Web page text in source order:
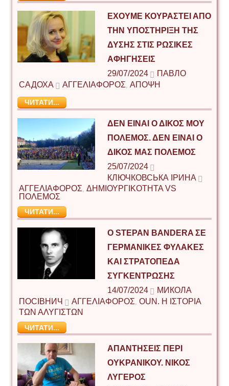
ΈΧΟΥΜΕ ΚΟΥΡΑΣΤΕΊ ΑΠΌ
ΤΗΝ ΥΠΟΣΤΉΡΙΞΗ ΤΗΣ
ΔΎΣΗΣ ΣΤΙΣ ΡΩΣΙΚΈΣ
ΑΦΗΓΉΣΕΙΣ
29/07/2024
ПАВЛО
САДОХА
ΑΓΓΕΛΙΑΦΟΡΟΣ, ΑΠΟΨΗ
ЧИТАТИ...
ΔΕΝ ΕΊΝΑΙ Ο ΔΙΚΌΣ ΜΟΥ
ΠΌΛΕΜΟΣ. ΔΕΝ ΕΊΝΑΙ Ο
ΔΙΚΌΣ ΜΑΣ ΠΌΛΕΜΟΣ
25/07/2024
КЛЮЧКОВСЬКА ІРИНА
ΑΓΓΕΛΙΑΦΟΡΟΣ ΔΗΜΙΟΥΡΓΙΚΟΤΗΤΑ VS
ΠΟΛΕΜΟΣ
ЧИТАТИ...
Ο STEPAN BANDERA ΣΕ
ΓΕΡΜΑΝΙΚΈΣ ΦΥΛΑΚΈΣ
ΚΑΙ ΣΤΡΑΤΌΠΕΔΑ
ΣΥΓΚΈΝΤΡΩΣΗΣ
14/07/2024
МИКОЛА
ПОСІВНИЧ
ΑΓΓΕΛΙΑΦΟΡΟΣ, ΟUΝ. Η ΙΣΤΟΡΙΑ
ΤΩΝ ΑΛΥΓΙΣΤΩΝ
ЧИТАТИ...
ΑΠΑΝΤΉΣΕΙΣ ΠΕΡΊ
ΟΥΚΡΑΝΙΚΟΎ. ΝΊΚΟΣ
ΛΥΓΕΡΌΣ